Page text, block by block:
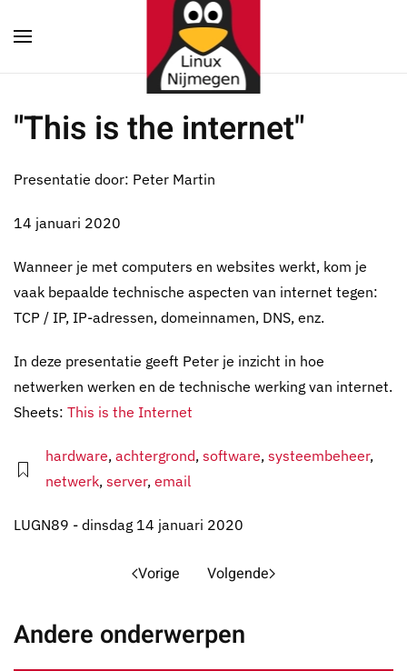
Terug naar hoofdinhoud
"This is the internet"
Presentatie door: Peter Martin
14 januari 2020
Wanneer je met computers en websites werkt, kom je
vaak bepaalde technische aspecten van internet tegen:
TCP / IP, IP-adressen, domeinnamen, DNS, enz.
In deze presentatie geeft Peter je inzicht in hoe
netwerken werken en de technische werking van internet.
Sheets: This is the Internet
hardware, achtergrond, software, systeembeheer,
netwerk, server, email
LUGN89 - dinsdag 14 januari 2020
Vorige Volgende
Andere onderwerpen